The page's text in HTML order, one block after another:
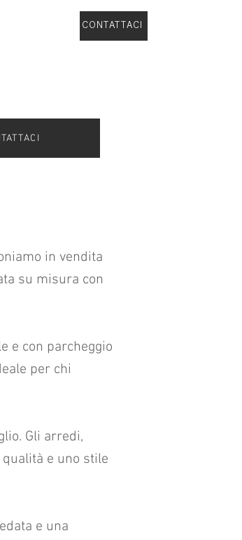
CONTATTACI
in vendita
su misura con
e con parcheggio
per chi
Gli arredi,
e uno stile
e una